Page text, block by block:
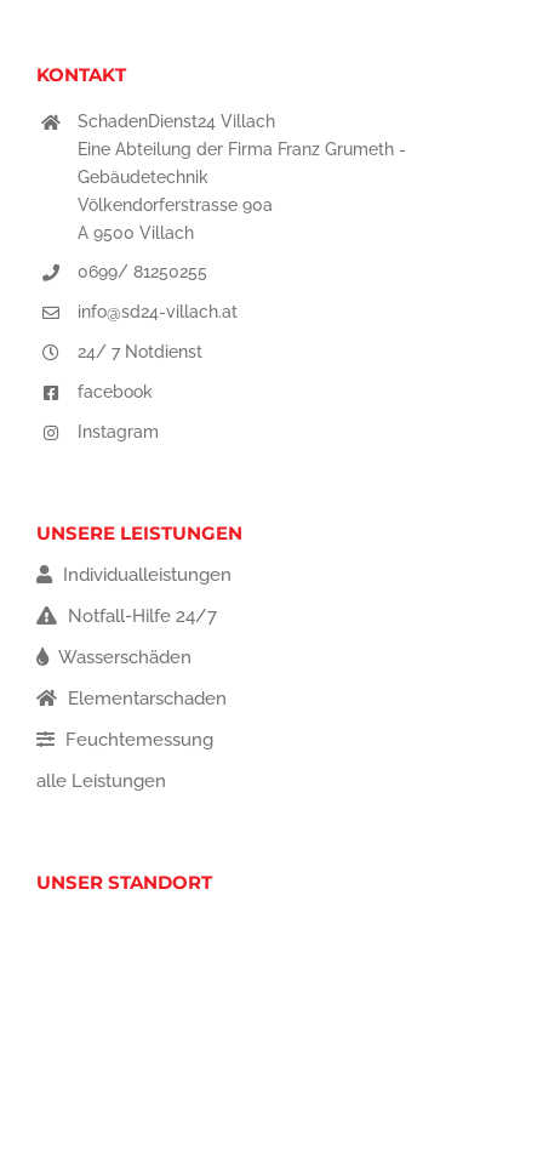
KONTAKT
SchadenDienst24 Villach
Eine Abteilung der Firma Franz Grumeth -
Gebäudetechnik
Völkendorferstrasse 90a
A 9500 Villach
0699/ 81250255
info@sd24-villach.at
24/ 7 Notdienst
facebook
Instagram
UNSERE LEISTUNGEN
Individualleistungen
Notfall-Hilfe 24/7
Wasserschäden
Elementarschaden
Feuchtemessung
alle Leistungen
UNSER STANDORT